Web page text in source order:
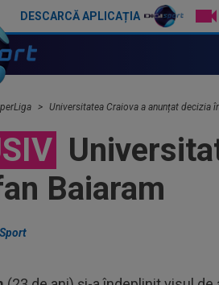
DESCARCĂ APLICAȚIA
Universitatea Craiova a anunțat decizia
Baiaram